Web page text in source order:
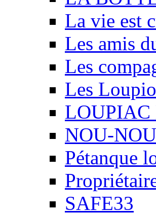
La vie est
Les amis
Les
Les
LOUPIAC
NOU-
Pétanque
SAFE33